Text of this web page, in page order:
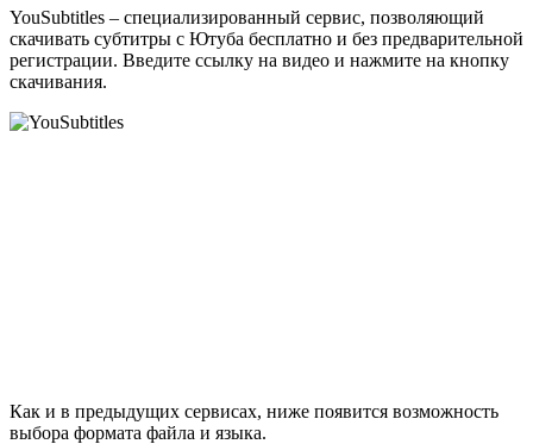
YouSubtitles – специализированный сервис, позволяющий
скачивать субтитры с Ютуба бесплатно и без предварительной
регистрации. Введите ссылку на видео и нажмите на кнопку
скачивания.
Как и в предыдущих сервисах, ниже появится возможность
выбора формата файла и языка.